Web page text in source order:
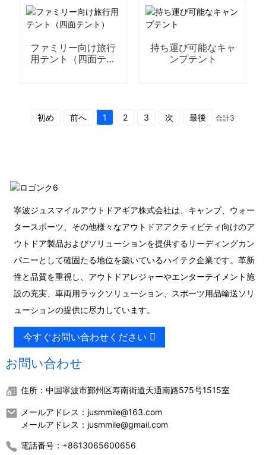
ファミリー向け旅行
用テント（四面テン
持ち運び可能なキャ
ンプテント
初め 前へ 1 2 3 次 最後 合計3
寧波ジュスマイルアウトドアギア株式会社は、キャンプ、ウォー
タースポーツ、その他様々なアウトドアアクティビティ向けのア
ウトドア製品およびソリューションを提供するリーディングカン
パニーとして確固たる地位を築いているハイテク企業です。革新
性と品質を重視し、アウトドアレジャーやエンターテイメント施
設の充実、車両用ラックソリューション、スポーツ用品輸送ソリ
ューションの提供に尽力しています。
今すぐお問い合わせください
お問い合わせ
住所：中国寧波市鄞州区寿南街道天通南路575号1515室
メールアドレス：jusmmile@163.com
メールアドレス：jusmmile@gmail.com
電話番号：+8613065600656